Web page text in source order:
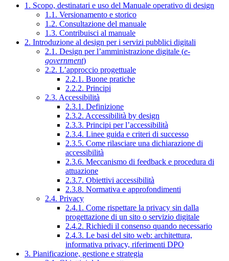
1. Scopo, destinatari e uso del Manuale operativo di design
1.1. Versionamento e storico
1.2. Consultazione del manuale
1.3. Contribuisci al manuale
2. Introduzione al design per i servizi pubblici digitali
2.1. Design per l’amministrazione digitale (e-
government)
2.2. L’approccio progettuale
2.2.1. Buone pratiche
2.2.2. Principi
2.3. Accessibilità
2.3.1. Definizione
2.3.2. Accessibilità by design
2.3.3. Principi per l’accessibilità
2.3.4. Linee guida e criteri di successo
2.3.5. Come rilasciare una dichiarazione di
accessibilità
2.3.6. Meccanismo di feedback e procedura di
attuazione
2.3.7. Obiettivi accessibilità
2.3.8. Normativa e approfondimenti
2.4. Privacy
2.4.1. Come rispettare la privacy sin dalla
progettazione di un sito o servizio digitale
2.4.2. Richiedi il consenso quando necessario
2.4.3. Le basi del sito web: architettura,
informativa privacy, riferimenti DPO
3. Pianificazione, gestione e strategia